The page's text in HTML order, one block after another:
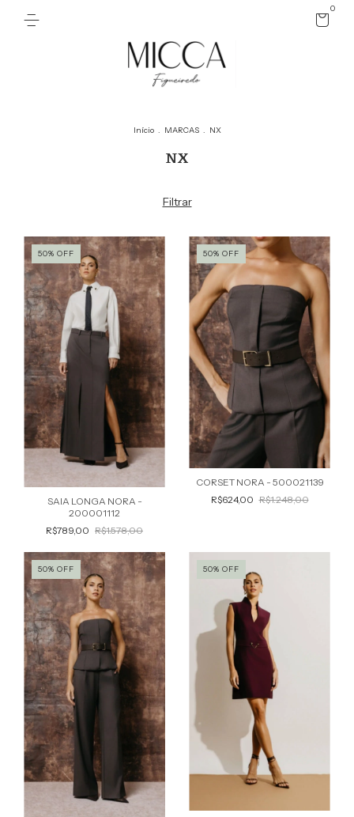
0
Início . MARCAS . NX
NX
Filtrar
50% OFF
SAIA LONGA NORA -
200001112
R$789,00 R$1.578,00
50% OFF
CORSET NORA - 500021139
R$624,00 R$1.248,00
50% OFF 50% OFF